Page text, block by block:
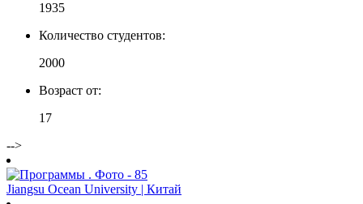
1935
Количество студентов:
2000
Возраст от:
17
-->
Jiangsu Ocean University | Китай